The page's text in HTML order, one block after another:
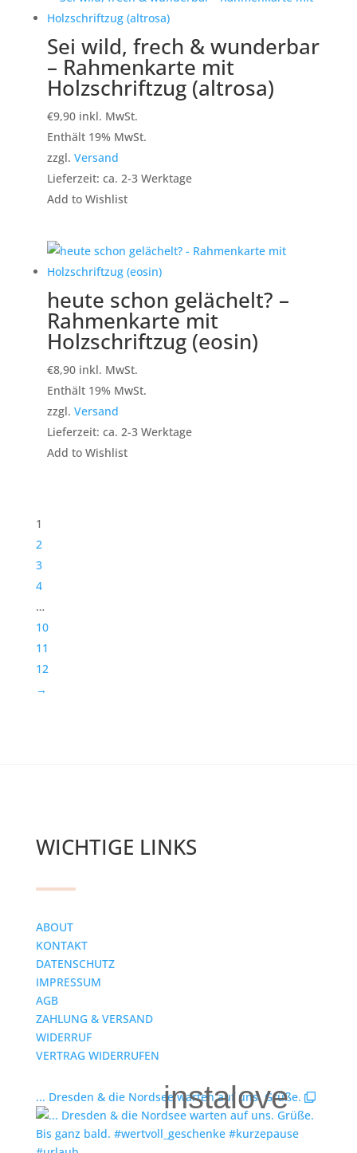
Sei wild, frech & wunderbar
– Rahmenkarte mit
Holzschriftzug (altrosa)
€9,90 inkl. MwSt.
Enthält 19% MwSt.
zzgl. Versand
Lieferzeit: ca. 2-3 Werktage
Add to Wishlist
heute schon gelächelt? –
Rahmenkarte mit
Holzschriftzug (eosin)
€8,90 inkl. MwSt.
Enthält 19% MwSt.
zzgl. Versand
Lieferzeit: ca. 2-3 Werktage
Add to Wishlist
1
2
3
4
…
10
11
12
→
WICHTIGE LINKS
ABOUT
KONTAKT
DATENSCHUTZ
IMPRESSUM
AGB
ZAHLUNG & VERSAND
WIDERRUF
VERTRAG WIDERRUFEN
instalove
... Dresden & die Nordsee warten auf uns. Grüße.